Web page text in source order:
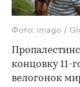
Фото: imago /
концовку 11-
велогонок